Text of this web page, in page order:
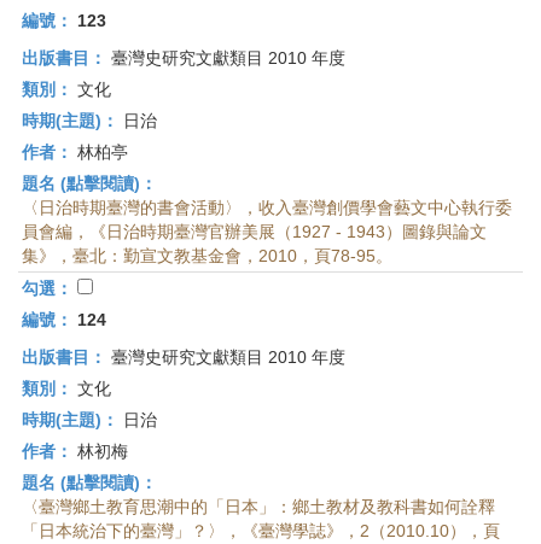
編號：
123
出版書目： 臺灣史研究文獻類目 2010 年度
類別： 文化
時期(主題)：
日治
作者： 林柏亭
題名 (點擊閱讀)：
〈日治時期臺灣的書會活動〉，收入臺灣創價學會藝文中心執行委
員會編，《日治時期臺灣官辦美展（1927 - 1943）圖錄與論文
集》，臺北：勤宣文教基金會，2010，頁78-95。
勾選：
編號：
124
出版書目： 臺灣史研究文獻類目 2010 年度
類別： 文化
時期(主題)：
日治
作者： 林初梅
題名 (點擊閱讀)：
〈臺灣鄉土教育思潮中的「日本」：鄉土教材及教科書如何詮釋
「日本統治下的臺灣」？〉，《臺灣學誌》，2（2010.10），頁